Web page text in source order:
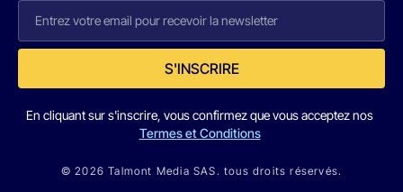
S'INSCRIRE
En cliquant sur s'inscrire, vous confirmez que vous acceptez nos
Termes et Conditions
© 2026 Talmont Media SAS. tous droits réservés.